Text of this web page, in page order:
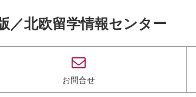
／北欧留学情報センター
お問合せ